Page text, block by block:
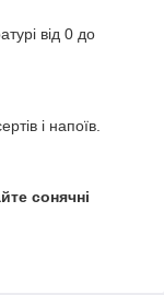
від 0 до
і напоїв.
сонячні